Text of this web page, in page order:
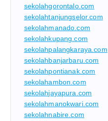
sekolahgorontalo.com
sekolahtanjungselor.com
sekolahmanado.com
sekolahkupang.com
sekolahpalangkaraya.com
sekolahbanjarbaru.com
sekolahpontianak.com
sekolahambon.com
sekolahjayapura.com
sekolahmanokwari.com
sekolahnabire.com